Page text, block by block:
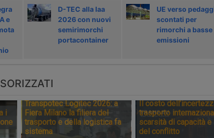
e
D-TEC alla Iaa
2026 con nuovi
semirimorchi
portacontainer
UE verso
scontati per
rimorchi a basse
emissioni
i
Transpotec Logitec 2026: a
Fiera Milano la filiera del
trasporto e della logistica fa
sistema
Il costo
trasporto
scarsità di capacità e
del conflitto